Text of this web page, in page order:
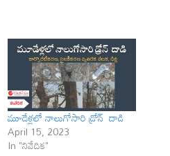
మూడేళ్లలో నాలుగోసారి డ్రోన్ దాడి
April 15, 2023
In "నివేదిక"